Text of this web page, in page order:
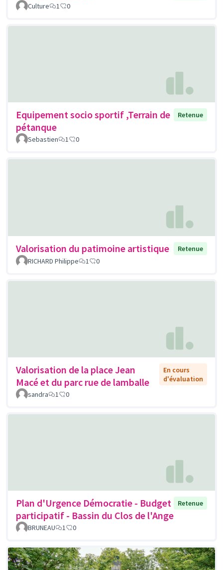
Culture
1 0
Equipement socio sportif ,Terrain de
pétanque
Retenue
Sebastien 1 0
Valorisation du patimoine artistique
Retenue
RICHARD Philippe
1 0
Valorisation de la place Jean
Macé et du parc rue de lamballe
En cours
d'évaluation
sandra
1 0
Plan d'Urgence Démocratie - Budget
participatif - Bassin du Clos de l'Ange
Retenue
BRUNEAU 1 0